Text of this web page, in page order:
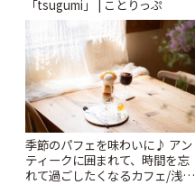
「tsugumi」 | ことりっぷ
季節のパフェを味わいに♪ アン
ティークに囲まれて、時間を忘
れて過ごしたくなるカフェ/浅草